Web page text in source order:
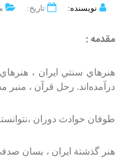
نویسنده: تاریخ:
مقدمه‌ :
هنرهاي‌ سنتي‌ ايران‌ ،
درآمده‌اند. رحل‌ قرآن‌ ، منبر
طوفان‌ حوادث‌ دوران‌
هنر گذشتة‌ ايران‌ ، بسان‌